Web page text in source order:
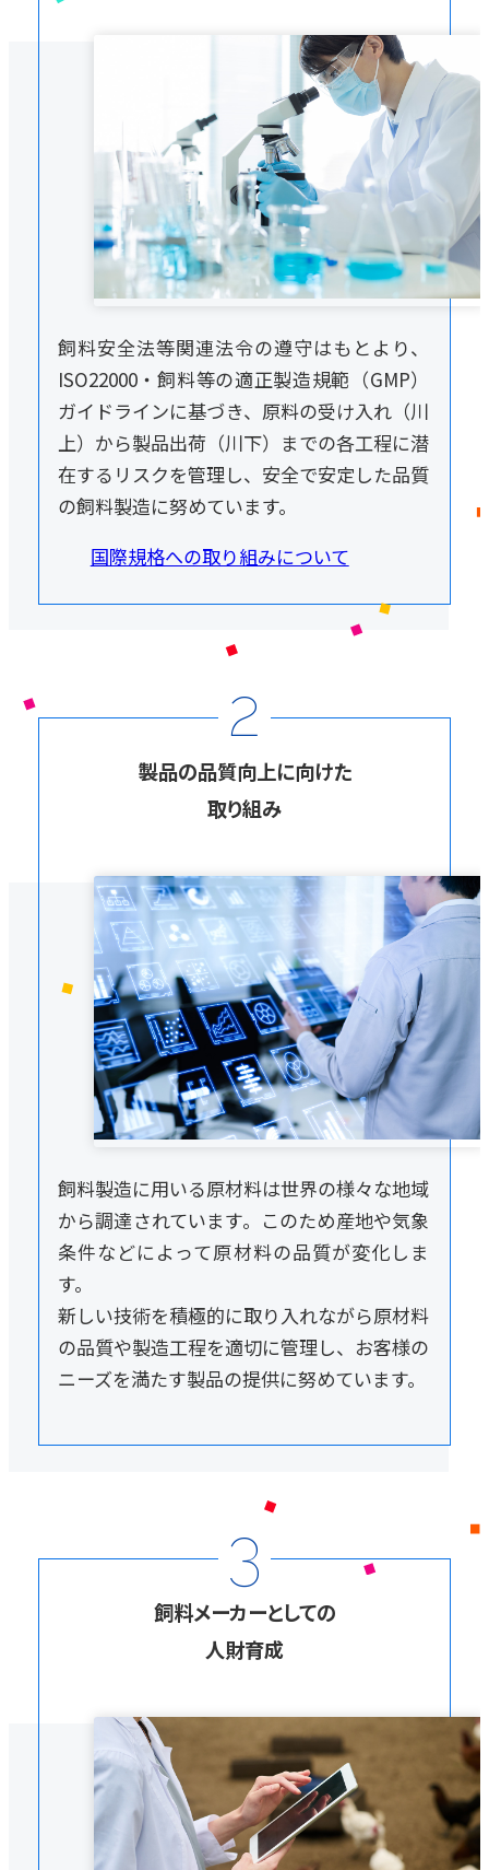
飼料安全法等関連法令の遵守はもとより、
ISO22000・飼料等の適正製造規範（GMP）
ガイドラインに基づき、原料の受け入れ（川
上）から製品出荷（川下）までの各工程に潜
在するリスクを管理し、安全で安定した品質
の飼料製造に努めています。
国際規格への取り組みについて
2
製品の品質向上に向けた
取り組み
飼料製造に用いる原材料は世界の様々な地域
から調達されています。このため産地や気象
条件などによって原材料の品質が変化しま
す。
新しい技術を積極的に取り入れながら原材料
の品質や製造工程を適切に管理し、お客様の
ニーズを満たす製品の提供に努めています。
3
飼料メーカーとしての
人財育成